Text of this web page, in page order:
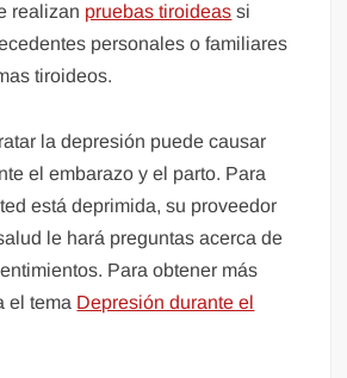
realizan pruebas tiroideas si
personales o familiares
tiroideos.
la depresión puede causar
el embarazo y el parto. Para
está deprimida, su proveedor
le hará preguntas acerca de
Para obtener más
el tema Depresión durante el